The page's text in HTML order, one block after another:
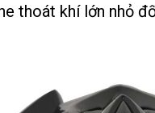
thoát khí lớn nhỏ